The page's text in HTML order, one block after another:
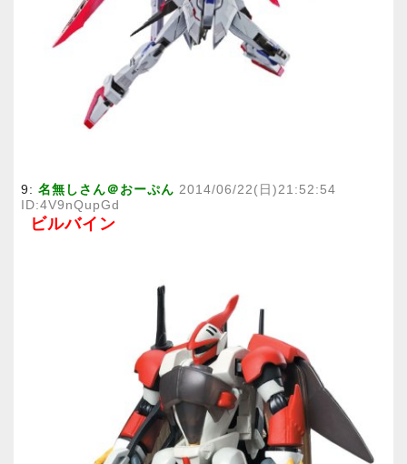
9: 名無しさん＠おーぷん 2014/06/22(日)21:52:54
ID:4V9nQupGd
ビルバイン